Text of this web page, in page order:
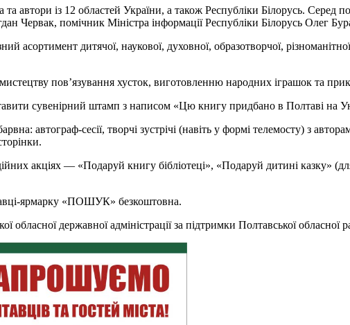
та автори із 12 областей України, а також Республіки Білорусь.
Червак, помічник Міністра інформації Республіки Білорусь Олег
асортимент дитячої, наукової, духовної, образотворчої,
пов’язування хусток, виготовленню народних іграшок та
сувенірний штамп з написом «Цю книгу придбано в Полтаві на
автограф-сесії, творчі зустрічі (навіть у формі телемосту) з
акціях — «Подаруй книгу бібліотеці», «Подаруй дитині казку» (для
ярмарку «ПОШУК» безкоштовна.
обласної державної адміністрації за підтримки Полтавської обласної